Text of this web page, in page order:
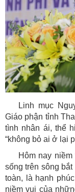
Linh mục
Giáo phận tỉnh
tình nhân ái, thể
“không bỏ ai ở lại
Hôm nay
sống trên sông
toàn, là hạnh
niềm vui của